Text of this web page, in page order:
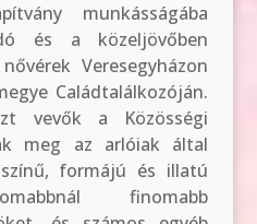
munkásságába
és a közeljövőben
Veresegyházon
Caládtalálkozóján.
vevők a Közösségi
meg az arlóiak által
formájú és illatú
finomabb